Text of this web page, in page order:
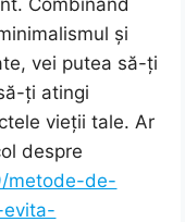
și
vei putea să-ți
ți atingi
vieții tale. Ar
despre
metode-de-